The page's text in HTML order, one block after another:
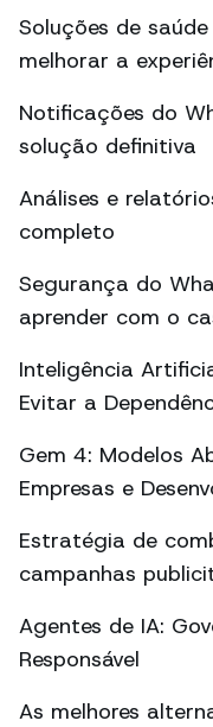
Soluções de
melhorar a
Notificações do
solução definitiva
Análises e
completo
Segurança do
aprender com o
Inteligência
Evitar a
Gem 4: Modelos
Empresas e
Estratégia de
campanhas
Agentes de IA:
Responsável
As melhores